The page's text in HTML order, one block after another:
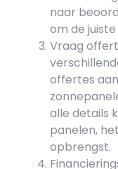
naar
om de
Vraag
offertes
alle details
panelen,
opbrengst.